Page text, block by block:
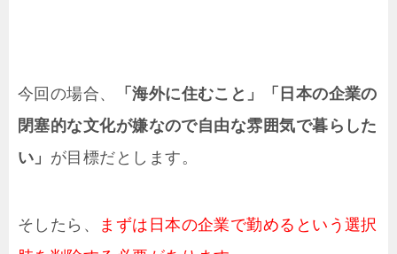
今回の場合、
「海外に住むこと」「日本の企業の
閉塞的な文化が嫌なので自由な雰囲気で暮らした
い」 が目標だとします。
そしたら、
まずは日本の企業で勤めるという選択